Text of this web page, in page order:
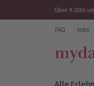
Über 9.000
FAQ Jobs